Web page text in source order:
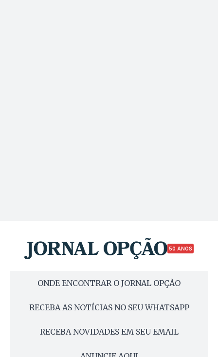
50 ANOS
ONDE ENCONTRAR O JORNAL OPÇÃO
RECEBA AS NOTÍCIAS NO SEU WHATSAPP
RECEBA NOVIDADES EM SEU EMAIL